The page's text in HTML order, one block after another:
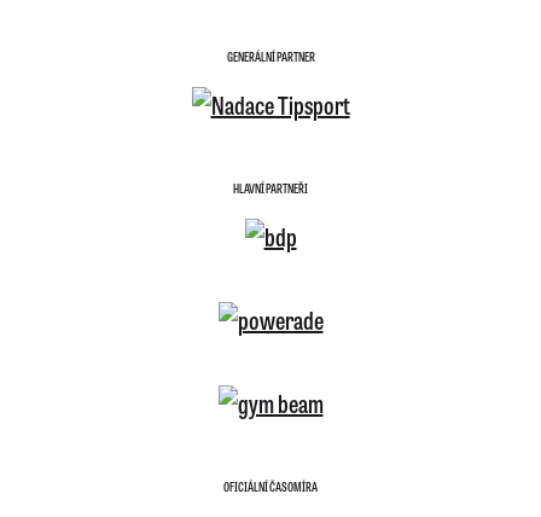
GENERÁLNÍ PARTNER
HLAVNÍ PARTNEŘI
OFICIÁLNÍ ČASOMÍRA